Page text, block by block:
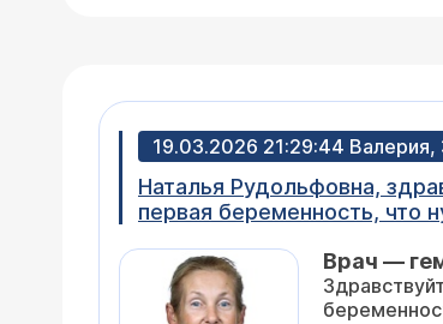
19.03.2026 21:29:44
Наталья Рудольфовна,
первая беременность, что
Врач —